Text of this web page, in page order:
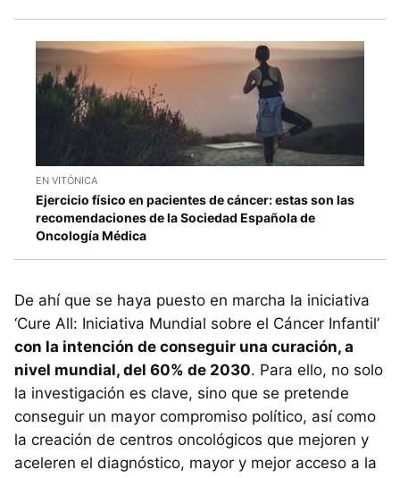
EN VITÓNICA
Ejercicio físico en pacientes de cáncer: estas son las
recomendaciones de la Sociedad Española de
Oncología Médica
De ahí que se haya puesto en marcha la iniciativa
‘Cure All: Iniciativa Mundial sobre el Cáncer Infantil’
con la intención de conseguir una curación, a
nivel mundial, del 60% de 2030. Para ello, no solo
la investigación es clave, sino que se pretende
conseguir un mayor compromiso político, así como
la creación de centros oncológicos que mejoren y
aceleren el diagnóstico, mayor y mejor acceso a la